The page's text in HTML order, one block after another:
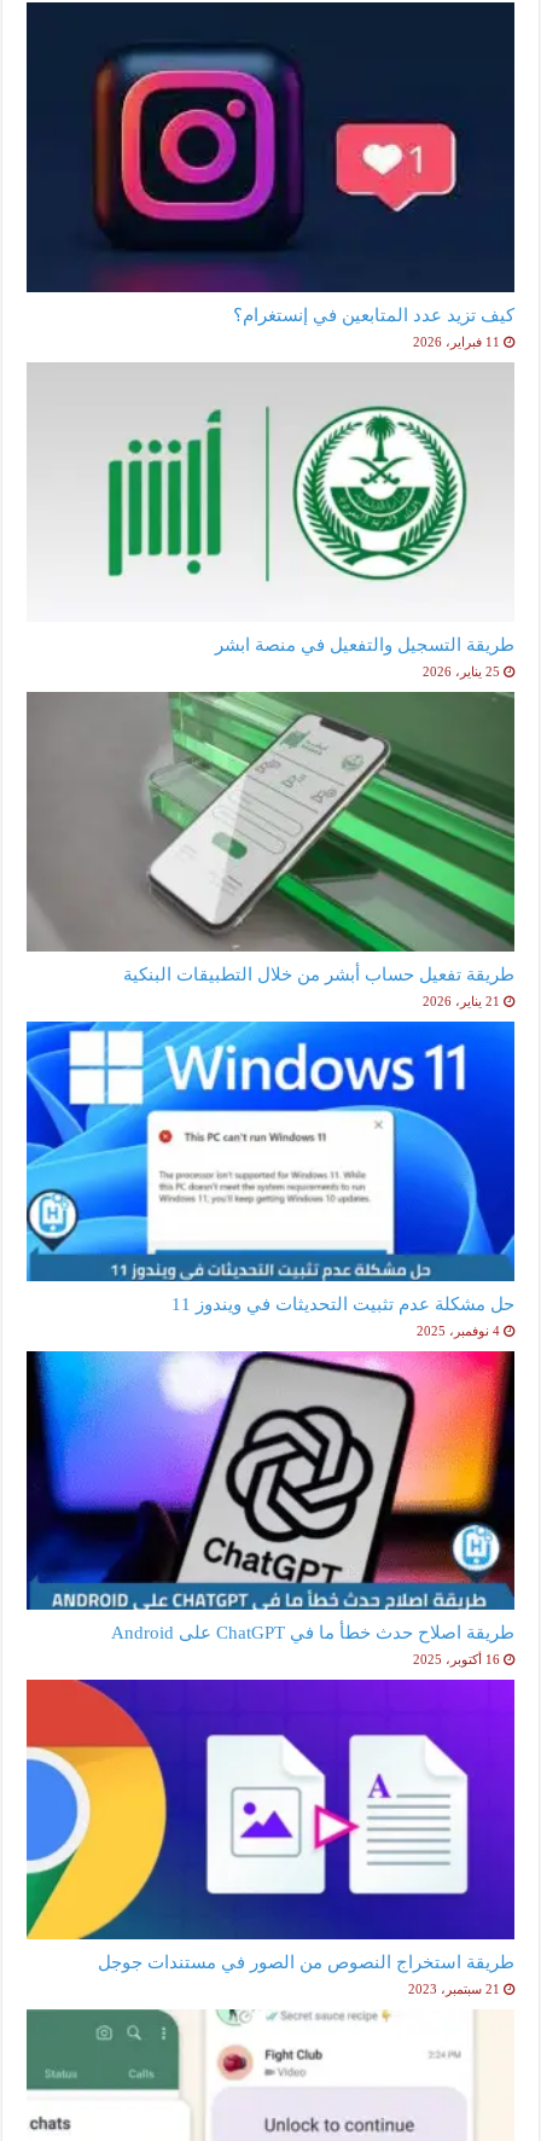
كيف تزيد عدد المتابعين في إنستغرام؟
11 فبراير، 2026
طريقة التسجيل والتفعيل في منصة ابشر
25 يناير، 2026
طريقة تفعيل حساب أبشر من خلال التطبيقات البنكية
21 يناير، 2026
حل مشكلة عدم تثبيت التحديثات في ويندوز 11
4 نوفمبر، 2025
طريقة اصلاح حدث خطأ ما في ChatGPT على Android
16 أكتوبر، 2025
طريقة استخراج النصوص من الصور في مستندات جوجل
21 سبتمبر، 2023